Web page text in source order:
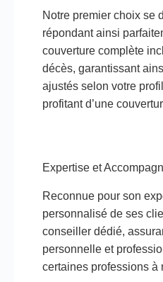
Notre premier choix se
répondant ainsi
couverture complète
décès, garantissant
ajustés selon votre
profitant d’une
Expertise et
Reconnue pour son
personnalisé de ses
conseiller dédié,
personnelle et
certaines professions à